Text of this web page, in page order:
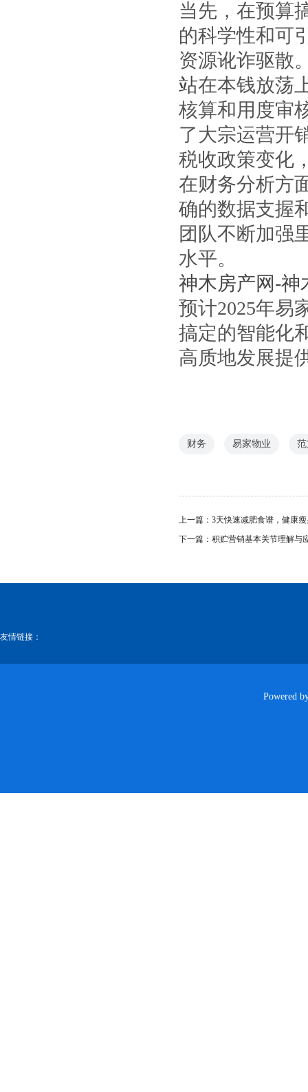
当先，在预算
的科学性和可
资源讹诈驱散
站在本钱放荡
核算和用度审
了大宗运营开
税收政策变化
在财务分析方
确的数据支握
团队不断加强
水平。
神木房产网-神
预计2025年易
搞定的智能化
高质地发展提
财务 易家物业
上一篇： 3天快速减肥食谱，健康
下一篇： 积贮营销基本关节理解与
友情链接：
Powered